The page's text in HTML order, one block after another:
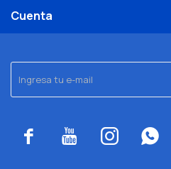
   
Cuenta